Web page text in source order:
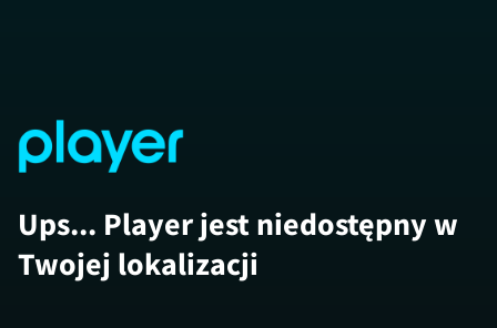
Ups... Player jest niedostępny w
Twojej lokalizacji